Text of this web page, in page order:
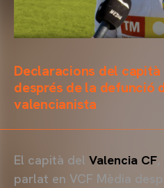
Declaracions del capità
després de la defunció
valencianista
El capità del Valencia CF,
parlat en VCF Mèdia